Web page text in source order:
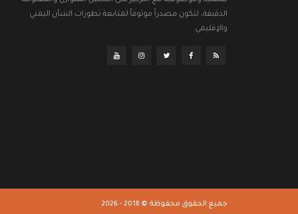
الدقيقة، لتكون مصدراً موثوقاً لمتابعة تطورات الشأن اليمني
والإقليمي.
جميع الحقوق محفوظة © 2018 - 2026